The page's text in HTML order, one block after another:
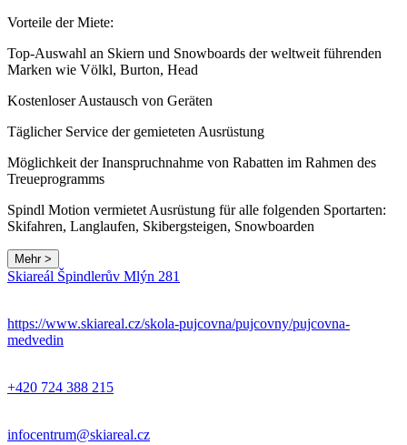
Vorteile der Miete:
Top-Auswahl an Skiern und Snowboards der weltweit führenden
Marken wie Völkl, Burton, Head
Kostenloser Austausch von Geräten
Täglicher Service der gemieteten Ausrüstung
Möglichkeit der Inanspruchnahme von Rabatten im Rahmen des
Treueprogramms
Spindl Motion vermietet Ausrüstung für alle folgenden Sportarten:
Skifahren, Langlaufen, Skibergsteigen, Snowboarden
Mehr >
−
Skiareál Špindlerův Mlýn 281
https://www.skiareal.cz/skola-pujcovna/pujcovny/pujcovna-
medvedin
+420 724 388 215
infocentrum@skiareal.cz